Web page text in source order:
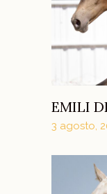
EMILI
3 agosto,